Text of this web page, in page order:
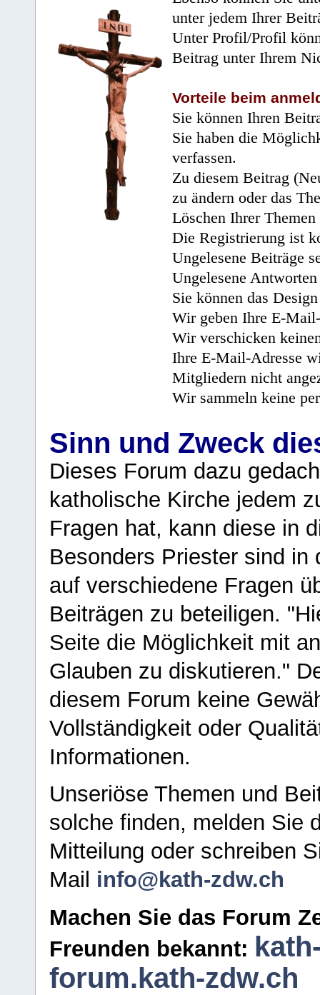
unter jedem Ihrer
Unter Profil/Profil
Beitrag unter Ihrem
Vorteile beim
Sie können Ihren
Sie haben die
verfassen.
Zu diesem Beitrag
zu ändern oder das
Löschen Ihrer
Die Registrierung ist
Ungelesene Beiträge
Ungelesene
Sie können das
Wir geben Ihre E-
Wir verschicken
Ihre E-Mail-Adresse
Mitgliedern nicht
Wir sammeln keine
Sinn und Zweck
Dieses Forum dazu
katholische Kirche jedem
Fragen hat, kann diese in
Besonders Priester sind in
auf verschiedene Fragen
Beiträgen zu beteiligen.
Seite die Möglichkeit mit
Glauben zu diskutieren."
diesem Forum keine
Vollständigkeit oder
Informationen.
Unseriöse Themen und
solche finden, melden Sie
Mitteilung oder schreiben
Mail info@kath-zdw.ch
Machen Sie das Forum
Freunden bekannt:
forum.kath-zdw.ch